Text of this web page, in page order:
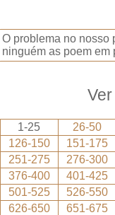
O problema no nosso
ninguém as poem em
1-25
26-50
126-150
151-175
251-275
276-300
376-400
401-425
501-525
526-550
626-650
651-675